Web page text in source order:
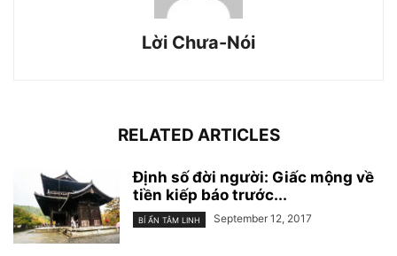
Lời Chưa-Nói
RELATED ARTICLES
Định số đời người: Giấc mộng về
tiền kiếp báo trước...
BÍ ẨN TÂM LINH September 12, 2017